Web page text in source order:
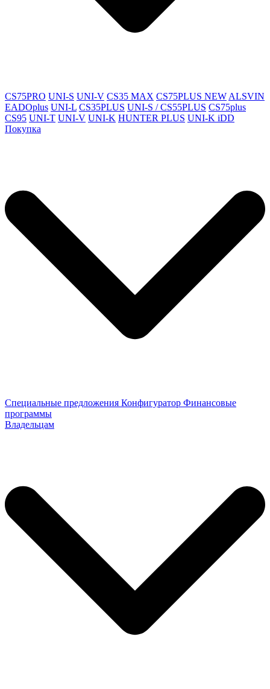
CS75PRO UNI-S UNI-V CS35 MAX CS75PLUS NEW ALSVIN
EADOplus UNI-L CS35PLUS UNI-S / CS55PLUS CS75plus
CS95 UNI-T UNI-V UNI-K HUNTER PLUS UNI-K iDD
Покупка
Специальные предложения Конфигуратор Финансовые
программы
Владельцам